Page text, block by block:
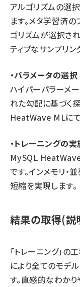
アルゴリズムの選
ます。メタ学習済
ゴリズムが選択さ
ティブなサンプリン
・パラメータの選択
ハイパーパラーメ
れた勾配に基づく
HeatWave MLに
・トレーニングの実
MySQL
です。インメモリ
短縮を実現します。
結果の取得(説
「トレーニング」の
により全てのモデ
す。直感的なわかり